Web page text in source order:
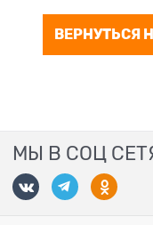
ВЕРНУТЬСЯ
МЫ В СОЦ